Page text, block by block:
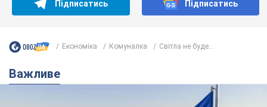
Підписатись Підписатись
Економіка Комуналка Світла не буде...
Важливе